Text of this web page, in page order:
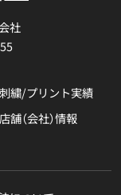
社
刺繍/プリント実績
店舗（会社）情報